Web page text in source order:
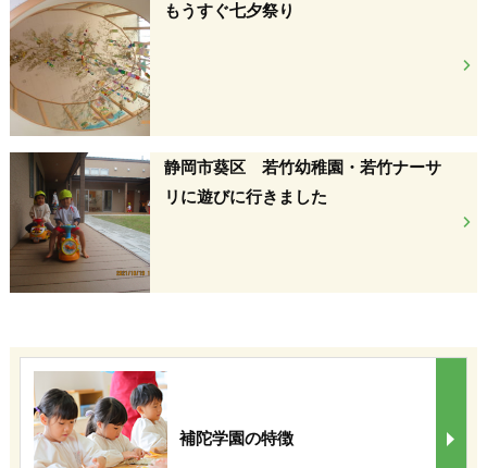
もうすぐ七夕祭り
静岡市葵区 若竹幼稚園・若竹ナーサ
リに遊びに行きました
補陀学園の特徴